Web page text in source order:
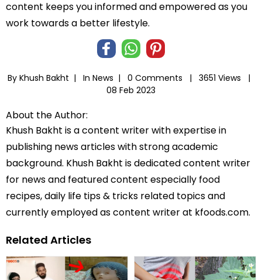
content keeps you informed and empowered as you
work towards a better lifestyle.
By Khush Bakht | In News | 0 Comments |
3651 Views |
08 Feb 2023
About the Author:
Khush Bakht is a content writer with expertise in
publishing news articles with strong academic
background. Khush Bakht is dedicated content writer
for news and featured content especially food
recipes, daily life tips & tricks related topics and
currently employed as content writer at kfoods.com.
Related Articles